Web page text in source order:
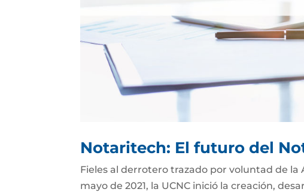
Notaritech: El futuro del
Fieles al derrotero trazado por voluntad de la
mayo de 2021, la UCNC inició la creación,